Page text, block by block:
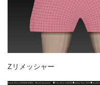
Zリメッシャー